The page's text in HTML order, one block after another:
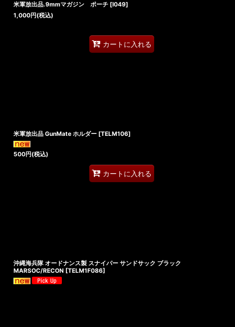
米軍放出品.9mmマガジン ポーチ [I049]
1,000円(税込)
カートに入れる
米軍放出品 GunMate ホルダー [TELM106]
500円(税込)
カートに入れる
沖縄海兵隊 オードナンス製 スナイパー サンドサック ブラック
MARSOC/RECON [TELM1F086]